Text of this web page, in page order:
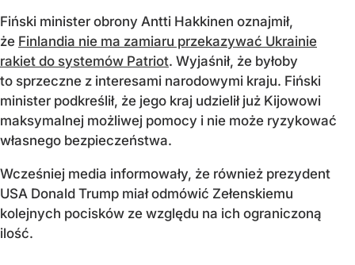
Fiński minister obrony Antti Hakkinen oznajmił,
że Finlandia nie ma zamiaru przekazywać Ukrainie
rakiet do systemów Patriot. Wyjaśnił, że byłoby
to sprzeczne z interesami narodowymi kraju. Fiński
minister podkreślił, że jego kraj udzielił już Kijowowi
maksymalnej możliwej pomocy i nie może ryzykować
własnego bezpieczeństwa.
Wcześniej media informowały, że również prezydent
USA Donald Trump miał odmówić Zełenskiemu
kolejnych pocisków ze względu na ich ograniczoną
ilość.